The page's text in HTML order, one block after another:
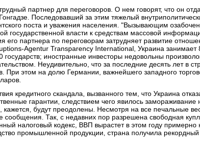
партнер для переговоров. О нем говорят, что он
Последовавший за этим тяжелый
поста и уважения населения. "Вызывающим
государственной власти к средствам массовой
его партнера по переговорам затрудняет развитие
Agentur Transparency International, Украина занимает
государств; иностранные инвесторы недовольны
Неудивительно, что за последние десять лет в
При этом на долю Германии, важнейшего западного
кредитного скандала, вызванного тем, что Украина
гарантии, следствием чего явилось
кажется, будут преодолены. Несмотря на все печальные
сообщения. Так, с недавних пор разрешена свободная
налоговый кодекс, ВВП вырастет в этом году примерно
промышленной продукции, страна получила рекордный